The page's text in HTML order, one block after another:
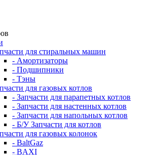
для стиральных машин
- Амортизаторы
- Подшипники
- Тэны
для газовых котлов
- Запчасти для парапетных котлов
- Запчасти для настенных котлов
- Запчасти для напольных котлов
- Б/У Запчасти для котлов
для газовых колонок
- BaltGaz
- BAXI